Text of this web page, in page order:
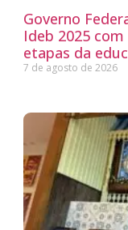
Governo
Ideb 2025
etapas da
7 de agosto de 2026